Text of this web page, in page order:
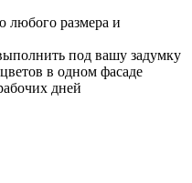
любого размера и
под вашу задумку
в одном фасаде
дней